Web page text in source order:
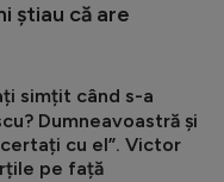
ştiau că are
simțit când s-a
Dumneavoastră și
cu el”. Victor
pe față